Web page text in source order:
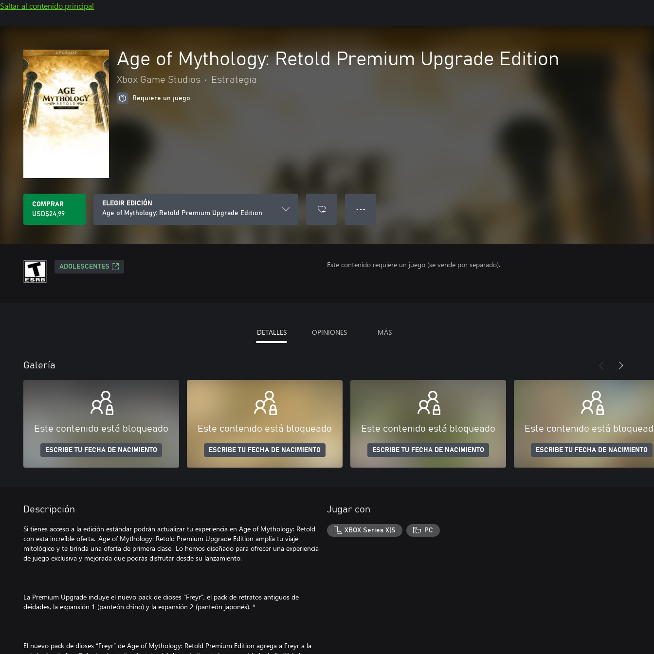
Saltar al contenido principal
Age of Mythology: Retold Premium Upgrade Edition
Xbox Game Studios • Estrategia
Requiere un juego
COMPRAR
USD$24,99
ELEGIR EDICIÓN
Age of Mythology: Retold Premium Upgrade Edition
● ● ●
ADOLESCENTES Este contenido requiere un juego (se vende por separado).
DETALLES OPINIONES MÁS
Galería
Este contenido está bloqueado
ESCRIBE TU FECHA DE NACIMIENTO
Este contenido está bloqueado
ESCRIBE TU FECHA DE NACIMIENTO
Este contenido está bloqueado
ESCRIBE TU FECHA DE NACIMIENTO
Este contenido está
ESCRIBE TU FECHA DE NACIMIENTO
Descripción
Si tienes acceso a la edición estándar podrán actualizar tu experiencia en Age of Mythology: Retold
con esta increíble oferta. Age of Mythology: Retold Premium Upgrade Edition amplía tu viaje
mitológico y te brinda una oferta de primera clase. Lo hemos diseñado para ofrecer una experiencia
de juego exclusiva y mejorada que podrás disfrutar desde su lanzamiento.
La Premium Upgrade incluye el nuevo pack de dioses “Freyr”, el pack de retratos antiguos de
deidades, la expansión 1 (panteón chino) y la expansión 2 (panteón japonés). *
El nuevo pack de dioses “Freyr” de Age of Mythology: Retold Premium Edition agrega a Freyr a la
Jugar con
XBOX Series X|S PC